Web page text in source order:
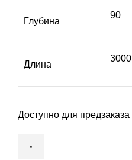
Глубина
90
Длина
3000
Доступно для предзаказа